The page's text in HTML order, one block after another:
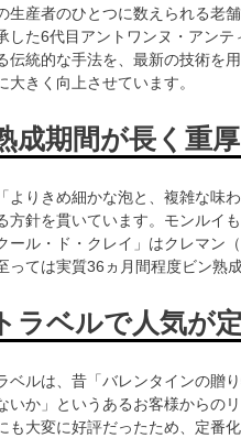
生産者のひとつに数えられる老
した6代目アントワンヌ・アン
伝統的な手法を、最新の技術を
大きく向上させています。
成期間が長く重
よりきめ細かな泡と、複雑な味
方針を貫いています。モンルイ
ール・ド・クレイ」はクレマン
っては実質36ヵ月間程度ビン熟
ラベルで人気が
ベルは、昔「バレンタインの贈
いか」というあるお客様からの
も大変に好評だったため、定番